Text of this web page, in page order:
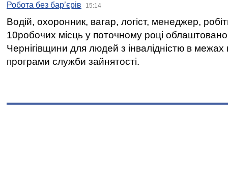
Робота без бар’єрів 15:14
Водій, охоронник, вагар, логіст, менеджер,
10робочих місць у поточному році
Чернігівщини для людей з інвалідністю в межах
програми служби зайнятості.